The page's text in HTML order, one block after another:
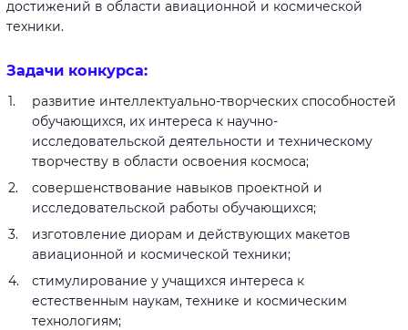
достижений в области авиационной и космической
техники.
Задачи конкурса:
развитие интеллектуально-творческих способностей
обучающихся, их интереса к научно-
исследовательской деятельности и техническому
творчеству в области освоения космоса;
совершенствование навыков проектной и
исследовательской работы обучающихся;
изготовление диорам и действующих макетов
авиационной и космической техники;
стимулирование у учащихся интереса к
естественным наукам, технике и космическим
технологиям;